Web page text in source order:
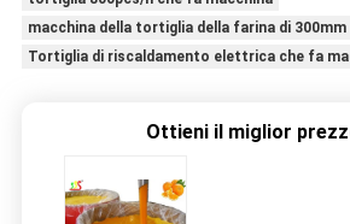
macchina della tortiglia della farina di 300mm
Tortiglia di riscaldamento elettrica che fa
Ottieni il miglior